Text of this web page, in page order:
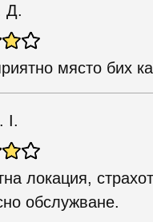
Д.
място бих
I.
локация,
обслужване.